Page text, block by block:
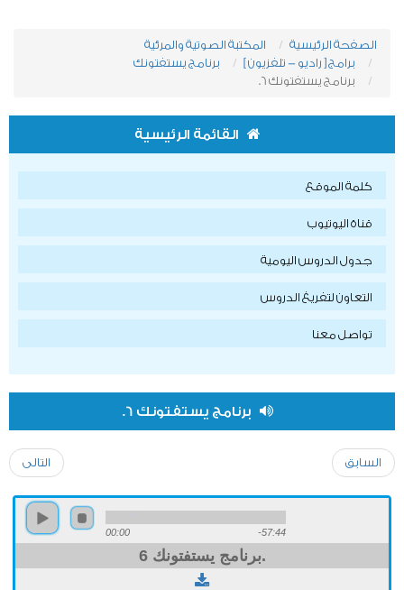
الصفحة الرئيسية
المكتبة الصوتية والمرئية
برامج [ راديو - تلفزيون ]
برنامج يستفتونك
برنامج يستفتونك 6.
القائمة الرئيسية
كلمة الموقع
قناة اليوتيوب
جدول الدروس اليومية
التعاون لتفريغ الدروس
تواصل معنا
برنامج يستفتونك 6.
السابق التالى
00:00 -57:44
برنامج يستفتونك 6.